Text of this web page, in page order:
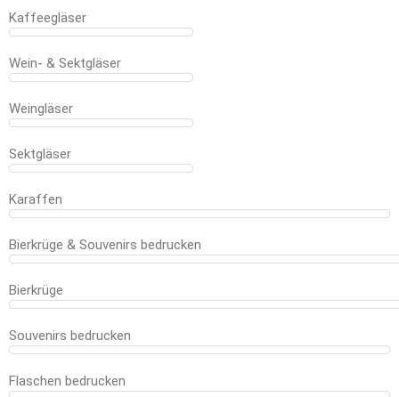
Kaffeegläser
Wein- & Sektgläser
Weingläser
Sektgläser
Karaffen
Bierkrüge & Souvenirs bedrucken
Bierkrüge
Souvenirs bedrucken
Flaschen bedrucken